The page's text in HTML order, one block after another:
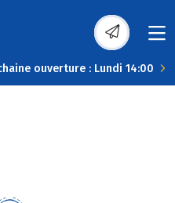
ouverture : Lundi 14:00